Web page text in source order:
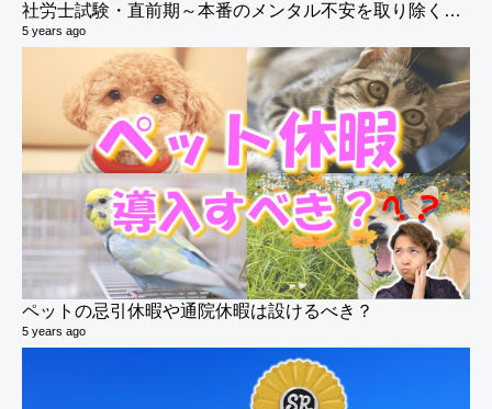
社労士試験・直前期～本番のメンタル不安を取り除く方法
5 years ago
ペットの忌引休暇や通院休暇は設けるべき？
5 years ago